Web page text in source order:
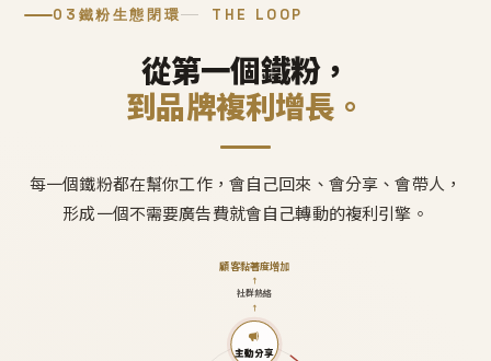
03 鐵粉生態閉環 THE LOOP
從第一個鐵粉，
到品牌複利增長。
每一個鐵粉都在幫你工作，會自己回來、會分享、會帶人，
形成一個不需要廣告費就會自己轉動的複利引擎。
主動分享
↑
社群熱絡
↑
顧客黏著度增加